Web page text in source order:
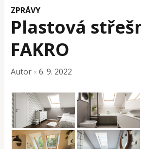
ZPRÁVY
Plastová
FAKRO
Autor × 6. 9. 2022